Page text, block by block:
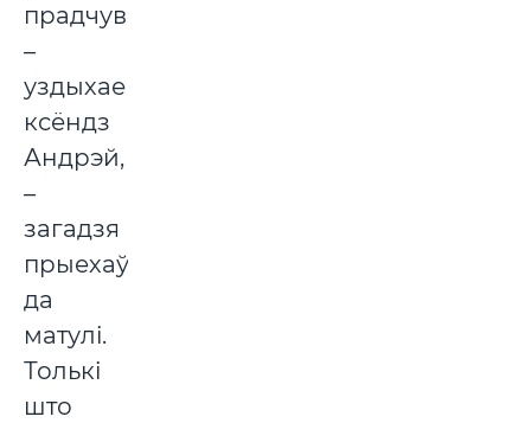
прадчуваў,
–
уздыхае
ксёндз
Андрэй,
–
загадзя
прыехаў
да
матулі.
Толькі
што